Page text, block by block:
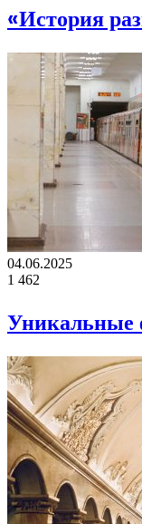
«История
04.06.2025
1 462
Уникальные